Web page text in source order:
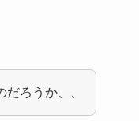
ろうか、、